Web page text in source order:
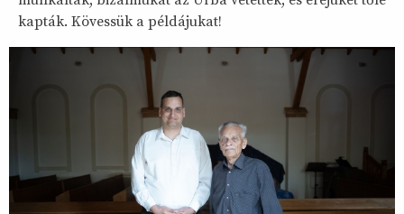
kapták. Kövessük a példájukat!